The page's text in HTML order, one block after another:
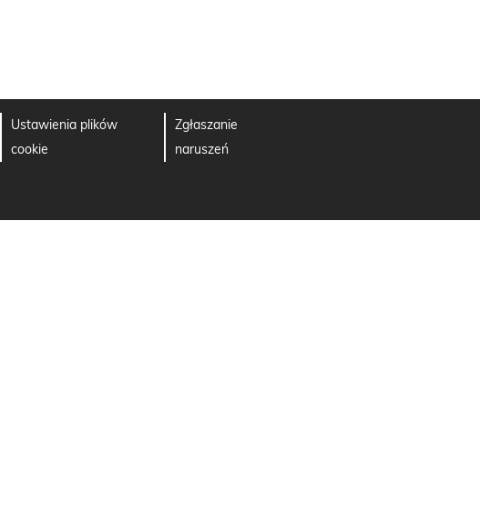
Ustawienia plików
cookie
Zgłaszanie
naruszeń